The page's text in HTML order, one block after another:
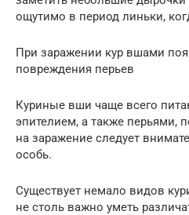
ощутимо в период линьки,
При заражении кур вшами
повреждения перьев
Куриные вши чаще всего
эпителием, а также перьями,
на заражение следует
особь.
Существует немало видов
не столь важно уметь